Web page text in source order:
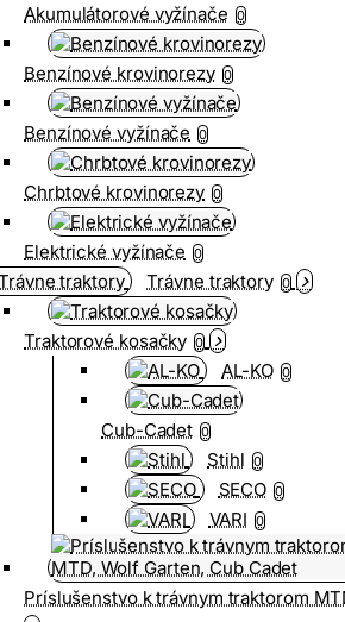
Akumulátorové vyžínače 0
Benzínové krovinorezy 0
Benzínové vyžínače 0
Chrbtové krovinorezy 0
Elektrické vyžínače 0
Trávne traktory 0
Traktorové kosačky 0
AL-KO 0
Cub-Cadet 0
Stihl 0
SECO 0
VARI 0
Príslušenstvo k trávnym traktorom